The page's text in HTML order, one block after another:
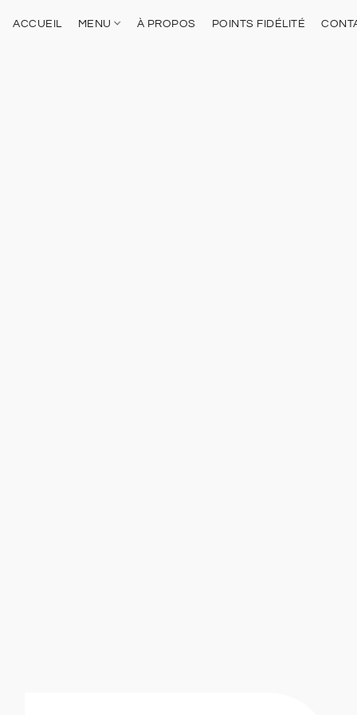
ACCUEIL MENU À PROPOS POINTS FIDÉLITÉ